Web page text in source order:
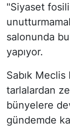
"Siyaset
salonunda
yapıyor.
Sabık Meclis
tarlalardan
bünyelere
gündemde